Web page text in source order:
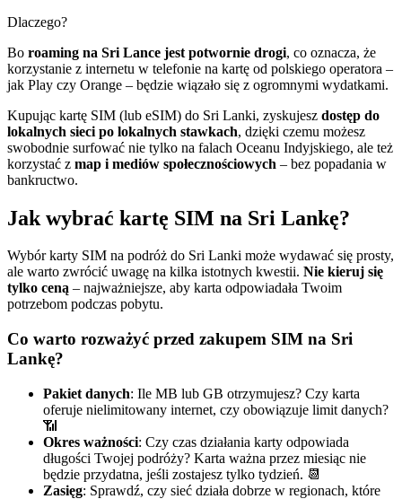
Dlaczego?
Bo roaming na Sri Lance jest potwornie drogi, co oznacza, że
korzystanie z internetu w telefonie na kartę od polskiego operatora –
jak Play czy Orange – będzie wiązało się z ogromnymi wydatkami.
Kupując kartę SIM (lub eSIM) do Sri Lanki, zyskujesz dostęp do
lokalnych sieci po lokalnych stawkach, dzięki czemu możesz
swobodnie surfować nie tylko na falach Oceanu Indyjskiego, ale też
korzystać z map i mediów społecznościowych – bez popadania w
bankructwo.
Jak wybrać kartę SIM na Sri Lankę?
Wybór karty SIM na podróż do Sri Lanki może wydawać się prosty,
ale warto zwrócić uwagę na kilka istotnych kwestii. Nie kieruj się
tylko ceną – najważniejsze, aby karta odpowiadała Twoim
potrzebom podczas pobytu.
Co warto rozważyć przed zakupem SIM na Sri
Lankę?
Pakiet danych: Ile MB lub GB otrzymujesz? Czy karta
oferuje nielimitowany internet, czy obowiązuje limit danych?
📶
Okres ważności: Czy czas działania karty odpowiada
długości Twojej podróży? Karta ważna przez miesiąc nie
będzie przydatna, jeśli zostajesz tylko tydzień. 📆
Zasięg: Sprawdź, czy sieć działa dobrze w regionach, które